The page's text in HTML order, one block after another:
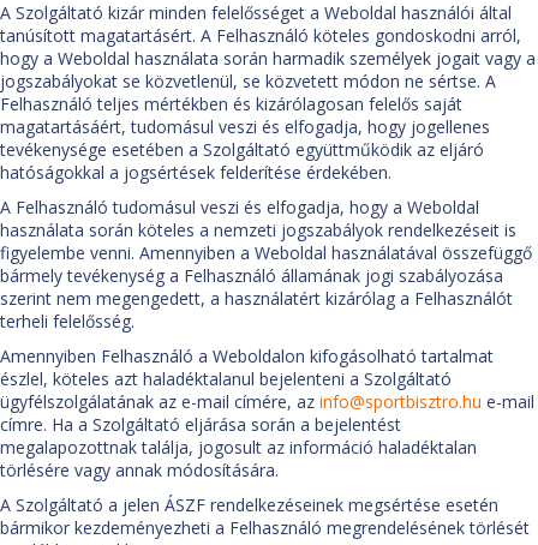
A Szolgáltató kizár minden felelősséget a Weboldal használói által
tanúsított magatartásért. A Felhasználó köteles gondoskodni arról,
hogy a Weboldal használata során harmadik személyek jogait vagy a
jogszabályokat se közvetlenül, se közvetett módon ne sértse. A
Felhasználó teljes mértékben és kizárólagosan felelős saját
magatartásáért, tudomásul veszi és elfogadja, hogy jogellenes
tevékenysége esetében a Szolgáltató együttműködik az eljáró
hatóságokkal a jogsértések felderítése érdekében.
A Felhasználó tudomásul veszi és elfogadja, hogy a Weboldal
használata során köteles a nemzeti jogszabályok rendelkezéseit is
figyelembe venni. Amennyiben a Weboldal használatával összefüggő
bármely tevékenység a Felhasználó államának jogi szabályozása
szerint nem megengedett, a használatért kizárólag a Felhasználót
terheli felelősség.
Amennyiben Felhasználó a Weboldalon kifogásolható tartalmat
észlel, köteles azt haladéktalanul bejelenteni a Szolgáltató
ügyfélszolgálatának az e-mail címére, az info@sportbisztro.hu e-mail
címre. Ha a Szolgáltató eljárása során a bejelentést
megalapozottnak találja, jogosult az információ haladéktalan
törlésére vagy annak módosítására.
A Szolgáltató a jelen ÁSZF rendelkezéseinek megsértése esetén
bármikor kezdeményezheti a Felhasználó megrendelésének törlését